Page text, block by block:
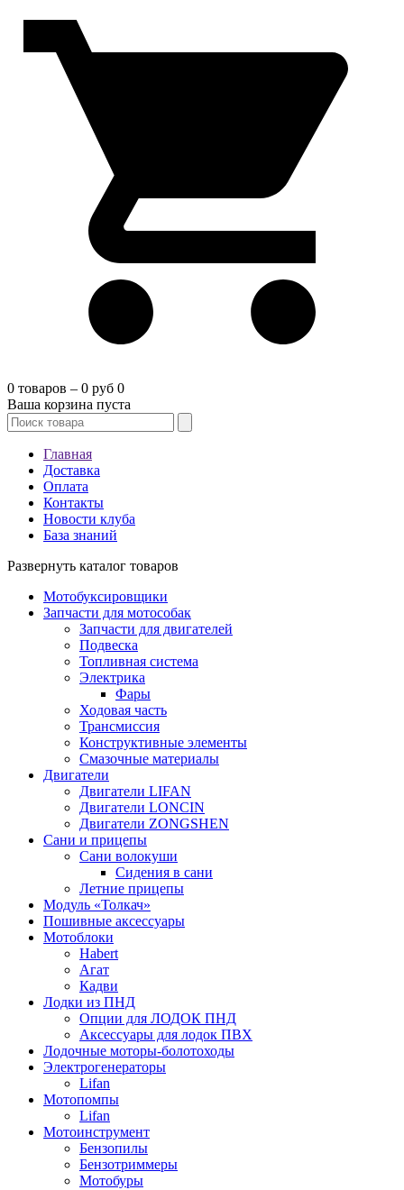
0 товаров – 0 руб 0
Ваша корзина пуста
Главная
Доставка
Оплата
Контакты
Новости клуба
База знаний
Развернуть каталог товаров
Мотобуксировщики
Запчасти для мотособак
Запчасти для двигателей
Подвеска
Топливная система
Электрика
Фары
Ходовая часть
Трансмиссия
Конструктивные элементы
Смазочные материалы
Двигатели
Двигатели LIFAN
Двигатели LONCIN
Двигатели ZONGSHEN
Сани и прицепы
Сани волокуши
Сидения в сани
Летние прицепы
Модуль «Толкач»
Пошивные аксессуары
Мотоблоки
Habert
Агат
Кадви
Лодки из ПНД
Опции для ЛОДОК ПНД
Аксессуары для лодок ПВХ
Лодочные моторы-болотоходы
Электрогенераторы
Lifan
Мотопомпы
Lifan
Мотоинструмент
Бензопилы
Бензотриммеры
Мотобуры